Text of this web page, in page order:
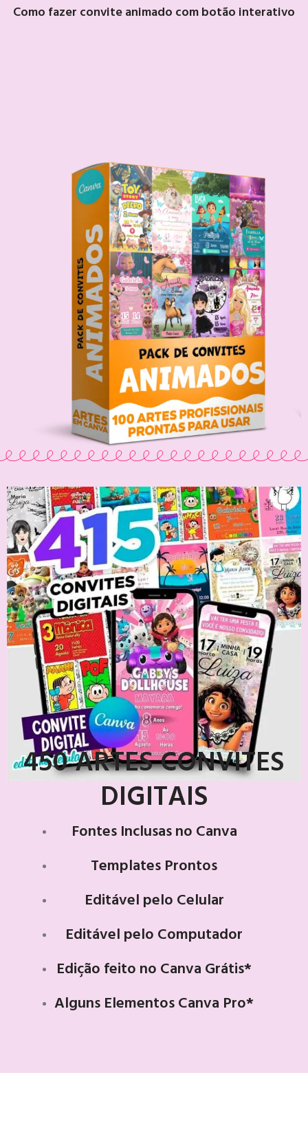
Como fazer convite animado com botão interativo
450 ARTES CONVITES
DIGITAIS
Fontes Inclusas no Canva
Templates Prontos
Editável pelo Celular
Editável pelo Computador
Edição feito no Canva Grátis*
Alguns Elementos Canva Pro*